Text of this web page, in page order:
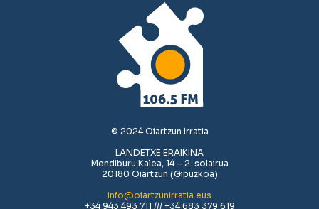
© 2024 Oiartzun Irratia
LANDETXE ERAIKINA
Mendiburu Kalea, 14 – 2. solairua
20180 Oiartzun (Gipuzkoa)
info@oiartzunirratia.eus
+34 943 493 711 /// +34 683 379 619